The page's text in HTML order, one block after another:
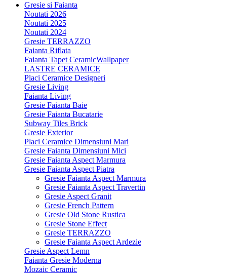
Gresie si Faianta
Noutati 2026
Noutati 2025
Noutati 2024
Gresie TERRAZZO
Faianta Riflata
Faianta Tapet CeramicWallpaper
LASTRE CERAMICE
Placi Ceramice Designeri
Gresie Living
Faianta Living
Gresie Faianta Baie
Gresie Faianta Bucatarie
Subway Tiles Brick
Gresie Exterior
Placi Ceramice Dimensiuni Mari
Gresie Faianta Dimensiuni Mici
Gresie Faianta Aspect Marmura
Gresie Faianta Aspect Piatra
Gresie Faianta Aspect Marmura
Gresie Faianta Aspect Travertin
Gresie Aspect Granit
Gresie French Pattern
Gresie Old Stone Rustica
Gresie Stone Effect
Gresie TERRAZZO
Gresie Faianta Aspect Ardezie
Gresie Aspect Lemn
Faianta Gresie Moderna
Mozaic Ceramic